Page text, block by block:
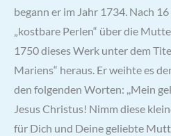
begann er im Jahr 1734. Nach
„kostbare Perlen“ über die
1750 dieses Werk unter dem
Mariens“ heraus. Er weihte es
den folgenden Worten: ,,Mein
Jesus Christus! Nimm diese
für Dich und Deine geliebte